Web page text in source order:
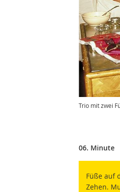
Trio mit zwei
06. Minute
Füße auf
Zehen.